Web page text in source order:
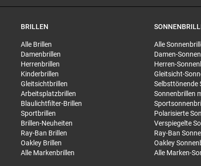
BRILLEN
Alle Brillen
Damenbrillen
Herrenbrillen
Kinderbrillen
Gleitsichtbrillen
Arbeitsplatzbrillen
Blaulichtfilter-Brillen
Sportbrillen
Brillen-Neuheiten
Ray-Ban Brillen
Oakley Brillen
Alle Markenbrillen
Alle
Damen-
Herren-
Gleitsicht-
Selbsttönende
Sonnenbrillen
Polarisierte
Verspiegelte
Ray-Ban
Oakley
Alle Marken-